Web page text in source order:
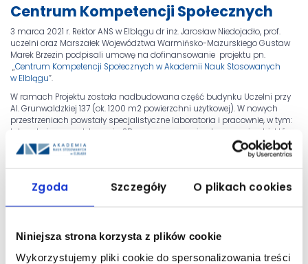
Zgoda Szczegóły O plikach cookies
Niniejsza strona korzysta z plików cookie
Wykorzystujemy pliki cookie do spersonalizowania treści
Centrum Kompetencji Społecznych
3 marca 2021 r. Rektor ANS w Elblągu dr inż. Jarosław Niedojadło, prof.
uczelni oraz Marszałek Województwa Warmińsko-Mazurskiego Gustaw
Marek Brzezin podpisali umowę na dofinansowanie projektu pn.
„Centrum Kompetencji Społecznych w Akademii Nauk Stosowanych
w Elblągu”.
W ramach Projektu została nadbudowana część budynku Uczelni przy
Al. Grunwaldzkiej 137 (ok. 1200 m2 powierzchni użytkowej). W nowych
przestrzeniach powstały specjalistyczne laboratoria i pracownie, w tym:
laboratorium modelowania 3D wraz z pracownią skanowania obiektów
rzeczywistych; laboratorium budowy, programowania i badania
dronów; pracownia robotyki i mechatroniki; pracownia Internetu Rzeczy;
pracownia studenckich aktywności społecznych, w której studenci będą
Dom studencki "Na Wspólnej"